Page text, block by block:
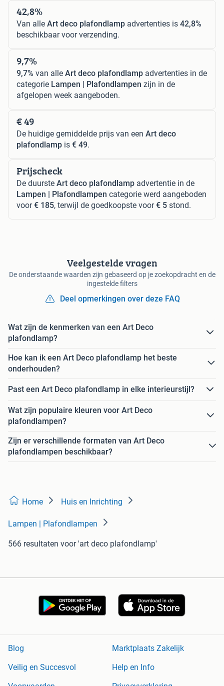
42,8%
Van alle Art deco plafondlamp advertenties is 42,8%
beschikbaar voor verzending.
9,7%
9,7% van alle Art deco plafondlamp advertenties in de
categorie Lampen | Plafondlampen zijn in de
afgelopen week aangeboden.
€ 49
De huidige gemiddelde prijs van een Art deco
plafondlamp is € 49.
Prijscheck
De duurste Art deco plafondlamp advertentie in de
Lampen | Plafondlampen categorie werd aangeboden
voor€ 185, terwijl de goedkoopste voor€ 5 stond.
Veelgestelde vragen
De onderstaande waarden zijn gebaseerd op je zoekopdracht en de
ingestelde filters
Deel opmerkingen over deze FAQ
Wat zijn de kenmerken van een Art Deco
plafondlamp?
Hoe kan ik een Art Deco plafondlamp het beste
onderhouden?
Past een Art Deco plafondlamp in elke interieurstijl?
Wat zijn populaire kleuren voor Art Deco
plafondlampen?
Zijn er verschillende formaten van Art Deco
plafondlampen beschikbaar?
Home Huis en Inrichting
Lampen | Plafondlampen
566 resultaten voor 'art deco plafondlamp'
Blog
Marktplaats Zakelijk
Veilig en Succesvol
Help en Info